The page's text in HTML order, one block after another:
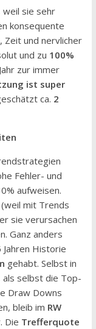
weil sie sehr
konsequente
Zeit und nervlicher
und zu 100%
zur immer
ist super
ca. 2
Fehler- und
aufweisen.
mit Trends
sie verursachen
Ganz anders
Jahren Historie
gehabt. Selbst in
selbst die Top-
Draw Downs
bleib im RW
Die Trefferquote